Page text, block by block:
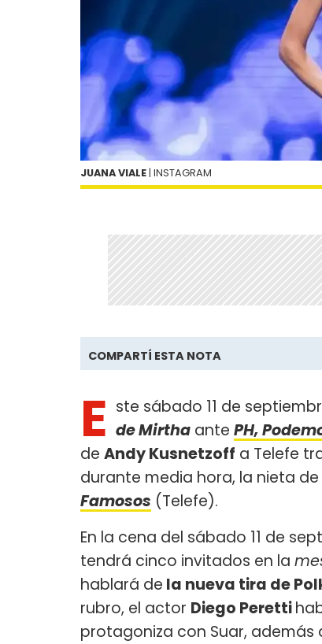
JUANA VIALE | INSTAGRAM
COMPARTÍ ESTA NOTA
E ste sábado 11 de
de Mirtha ante PH,
de Andy Kusnetzoff a Telefe
durante media hora, la nieta
Famosos (Telefe).
En la cena del sábado 11 de
tendrá cinco invitados en la
hablará de la nueva tira de
rubro, el actor Diego Peretti
protagoniza con Suar, además